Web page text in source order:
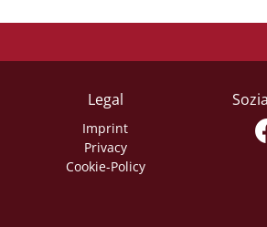
Legal
Imprint
Privacy
Cookie-Policy